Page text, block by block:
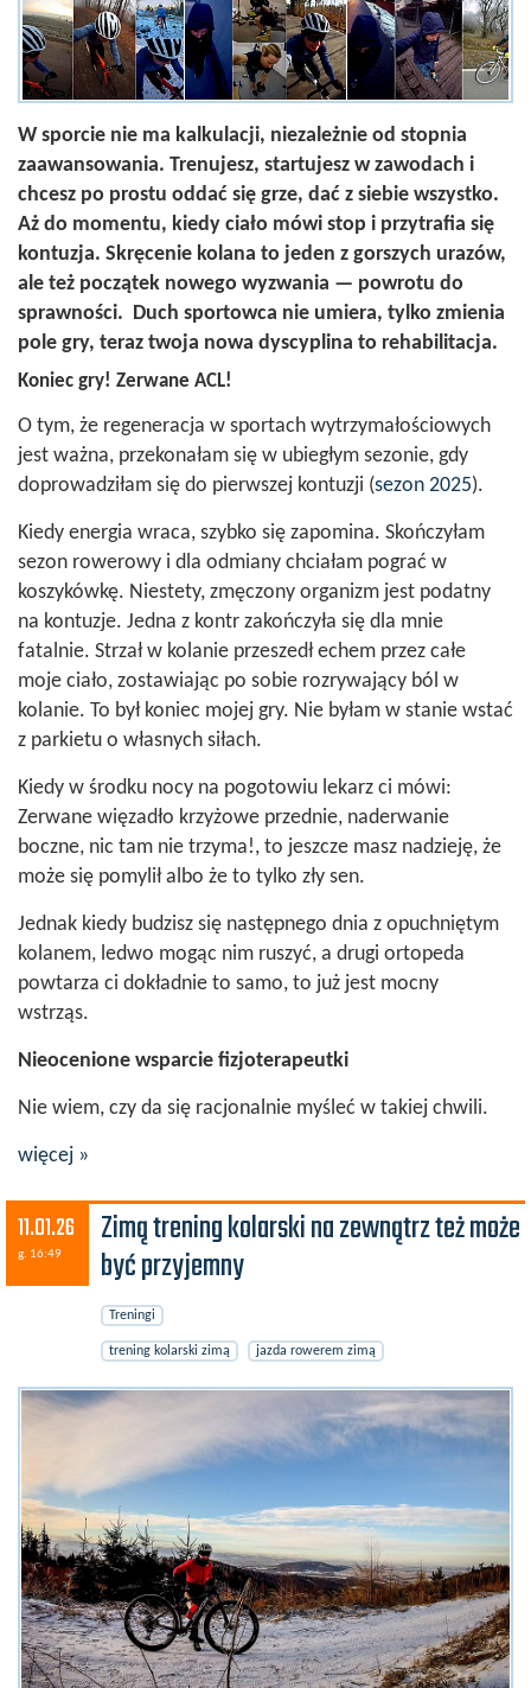
W sporcie nie ma kalkulacji, niezależnie od stopnia
zaawansowania. Trenujesz, startujesz w zawodach i
chcesz po prostu oddać się grze, dać z siebie wszystko.
Aż do momentu, kiedy ciało mówi stop i przytrafia się
kontuzja. Skręcenie kolana to jeden z gorszych urazów,
ale też początek nowego wyzwania — powrotu do
sprawności. Duch sportowca nie umiera, tylko zmienia
pole gry, teraz twoja nowa dyscyplina to rehabilitacja.
Koniec gry! Zerwane ACL!
O tym, że regeneracja w sportach wytrzymałościowych
jest ważna, przekonałam się w ubiegłym sezonie, gdy
doprowadziłam się do pierwszej kontuzji (sezon 2025).
Kiedy energia wraca, szybko się zapomina. Skończyłam
sezon rowerowy i dla odmiany chciałam pograć w
koszykówkę. Niestety, zmęczony organizm jest podatny
na kontuzje. Jedna z kontr zakończyła się dla mnie
fatalnie. Strzał w kolanie przeszedł echem przez całe
moje ciało, zostawiając po sobie rozrywający ból w
kolanie. To był koniec mojej gry. Nie byłam w stanie wstać
z parkietu o własnych siłach.
Kiedy w środku nocy na pogotowiu lekarz ci mówi:
Zerwane więzadło krzyżowe przednie, naderwanie
boczne, nic tam nie trzyma!, to jeszcze masz nadzieję, że
może się pomylił albo że to tylko zły sen.
Jednak kiedy budzisz się następnego dnia z opuchniętym
kolanem, ledwo mogąc nim ruszyć, a drugi ortopeda
powtarza ci dokładnie to samo, to już jest mocny
wstrząs.
Nieocenione wsparcie fizjoterapeutki
Nie wiem, czy da się racjonalnie myśleć w takiej chwili.
więcej »
11.01.26
g. 16:49
Zimą trening kolarski na zewnątrz też może
być przyjemny
Treningi
trening kolarski zimą jazda rowerem zimą